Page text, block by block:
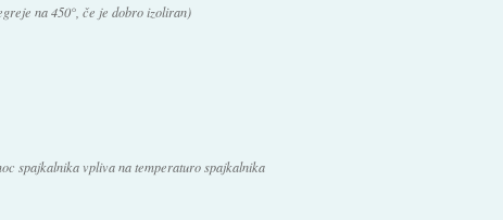
na 450°, če je dobro izoliran)
spajkalnika vpliva na temperaturo spajkalnika